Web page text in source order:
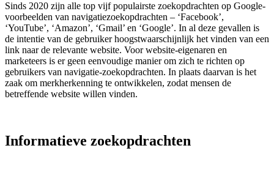
Sinds 2020 zijn alle top vijf populairste zoekopdrachten op Google-
voorbeelden van navigatiezoekopdrachten – ‘Facebook’,
‘YouTube’, ‘Amazon’, ‘Gmail’ en ‘Google’. In al deze gevallen is
de intentie van de gebruiker hoogstwaarschijnlijk het vinden van een
link naar de relevante website. Voor website-eigenaren en
marketeers is er geen eenvoudige manier om zich te richten op
gebruikers van navigatie-zoekopdrachten. In plaats daarvan is het
zaak om merkherkenning te ontwikkelen, zodat mensen de
betreffende website willen vinden.
Informatieve zoekopdrachten